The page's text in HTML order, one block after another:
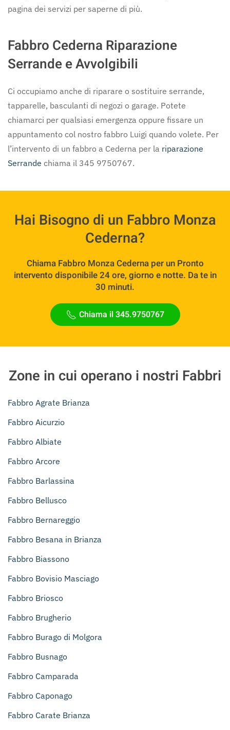
pagina dei servizi per saperne di più.
Fabbro Cederna Riparazione
Serrande e Avvolgibili
Ci occupiamo anche di riparare o sostituire serrande,
tapparelle, basculanti di negozi o garage. Potete
chiamarci per qualsiasi emergenza oppure fissare un
appuntamento col nostro fabbro Luigi quando volete. Per
l’intervento di un fabbro a Cederna per la riparazione
Serrande chiama il 345 9750767.
Hai Bisogno di un Fabbro Monza
Cederna?
Chiama Fabbro Monza Cederna per un Pronto
intervento disponibile 24 ore, giorno e notte. Da te in
30 minuti.
Chiama il 345.9750767
Zone in cui operano i nostri Fabbri
Fabbro Agrate Brianza
Fabbro Aicurzio
Fabbro Albiate
Fabbro Arcore
Fabbro Barlassina
Fabbro Bellusco
Fabbro Bernareggio
Fabbro Besana in Brianza
Fabbro Biassono
Fabbro Bovisio Masciago
Fabbro Briosco
Fabbro Brugherio
Fabbro Burago di Molgora
Fabbro Busnago
Fabbro Camparada
Fabbro Caponago
Fabbro Carate Brianza